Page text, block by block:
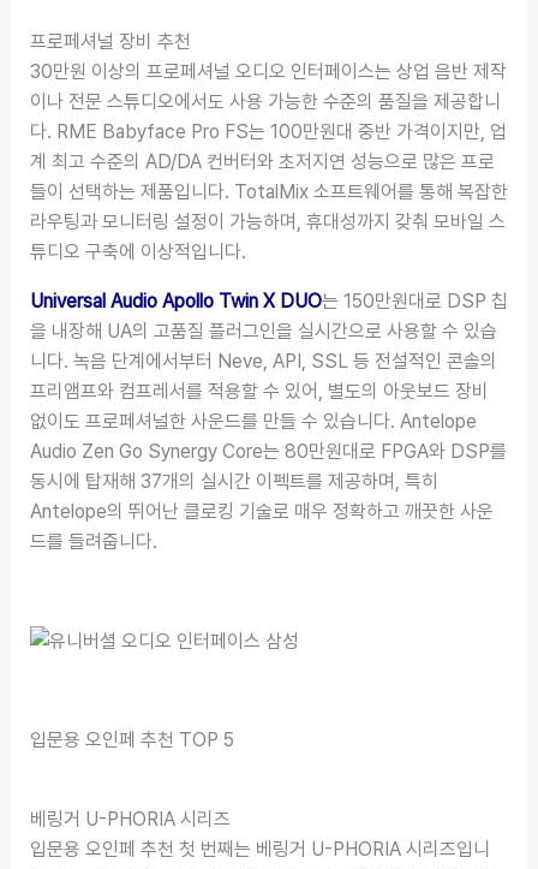
프로페셔널 장비 추천
30만원 이상의 프로페셔널 오디오 인터페이스는 상업 음반 제작
이나 전문 스튜디오에서도 사용 가능한 수준의 품질을 제공합니
다. RME Babyface Pro FS는 100만원대 중반 가격이지만, 업
계 최고 수준의 AD/DA 컨버터와 초저지연 성능으로 많은 프로
들이 선택하는 제품입니다. TotalMix 소프트웨어를 통해 복잡한
라우팅과 모니터링 설정이 가능하며, 휴대성까지 갖춰 모바일 스
튜디오 구축에 이상적입니다.
Universal Audio Apollo Twin X DUO는 150만원대로 DSP 칩
을 내장해 UA의 고품질 플러그인을 실시간으로 사용할 수 있습
니다. 녹음 단계에서부터 Neve, API, SSL 등 전설적인 콘솔의
프리앰프와 컴프레서를 적용할 수 있어, 별도의 아웃보드 장비
없이도 프로페셔널한 사운드를 만들 수 있습니다. Antelope
Audio Zen Go Synergy Core는 80만원대로 FPGA와 DSP를
동시에 탑재해 37개의 실시간 이펙트를 제공하며, 특히
Antelope의 뛰어난 클로킹 기술로 매우 정확하고 깨끗한 사운
드를 들려줍니다.
입문용 오인페 추천 TOP 5
베링거 U-PHORIA 시리즈
입문용 오인페 추천 첫 번째는 베링거 U-PHORIA 시리즈입니